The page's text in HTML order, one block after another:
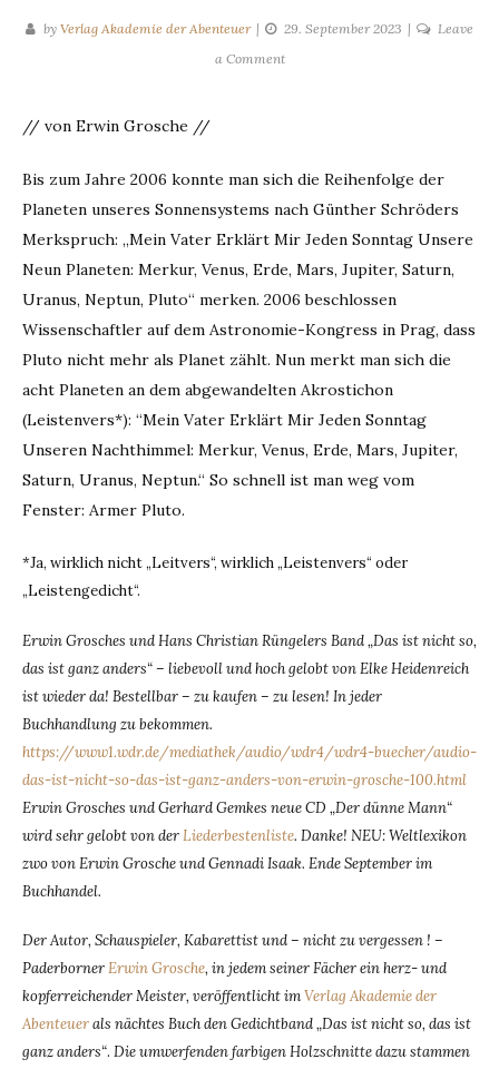
by Verlag Akademie der Abenteuer 29. September 2023
Leave
a Commenton
// von Erwin Grosche //
Bis zum Jahre 2006 konnte man sich die Reihenfolge der
Planeten unseres Sonnensystems nach Günther Schröders
Merkspruch: „Mein Vater Erklärt Mir Jeden Sonntag Unsere
Neun Planeten: Merkur, Venus, Erde, Mars, Jupiter, Saturn,
Uranus, Neptun, Pluto“ merken. 2006 beschlossen
Wissenschaftler auf dem Astronomie-Kongress in Prag, dass
Pluto nicht mehr als Planet zählt. Nun merkt man sich die
acht Planeten an dem abgewandelten Akrostichon
(Leistenvers*): “Mein Vater Erklärt Mir Jeden Sonntag
Unseren Nachthimmel: Merkur, Venus, Erde, Mars, Jupiter,
Saturn, Uranus, Neptun.“ So schnell ist man weg vom
Fenster: Armer Pluto.
*Ja, wirklich nicht „Leitvers“, wirklich „Leistenvers“ oder
„Leistengedicht“.
Erwin Grosches und Hans Christian Rüngelers Band „Das ist nicht so,
das ist ganz anders“ – liebevoll und hoch gelobt von Elke Heidenreich
ist wieder da! Bestellbar – zu kaufen – zu lesen! In jeder
Buchhandlung zu bekommen.
https://www1.wdr.de/mediathek/audio/wdr4/wdr4-buecher/audio-
das-ist-nicht-so-das-ist-ganz-anders-von-erwin-grosche-100.html
Erwin Grosches und Gerhard Gemkes neue CD „Der dünne Mann“
wird sehr gelobt von derLiederbestenliste. Danke! NEU: Weltlexikon
zwo von Erwin Grosche und Gennadi Isaak. Ende September im
Buchhandel.
Der Autor, Schauspieler, Kabarettist und – nicht zu vergessen ! –
PaderbornerErwin Grosche, in jedem seiner Fächer ein herz- und
kopferreichender Meister, veröffentlicht imVerlag Akademie der
Abenteuerals nächtes Buch den Gedichtband „Das ist nicht so, das ist
ganz anders“. Die umwerfenden farbigen Holzschnitte dazu stammen